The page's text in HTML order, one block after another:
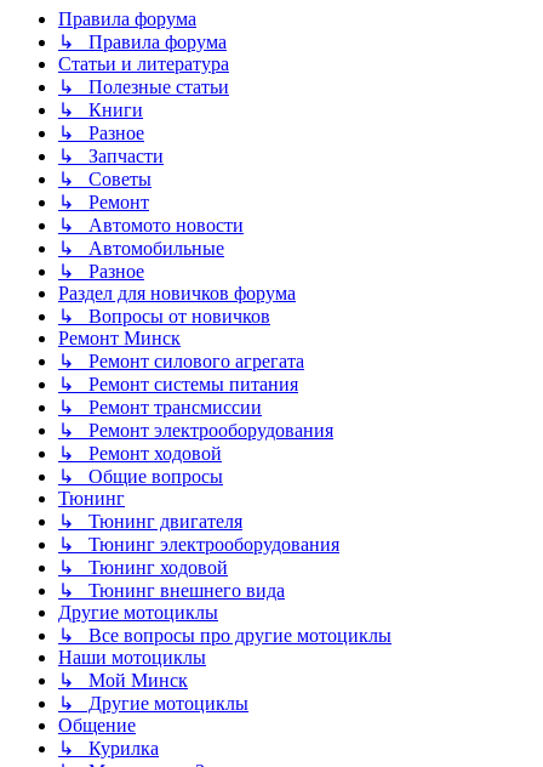
Правила форума
↳ Правила форума
Статьи и литература
↳ Полезные статьи
↳ Книги
↳ Разное
↳ Запчасти
↳ Советы
↳ Ремонт
↳ Автомото новости
↳ Автомобильные
↳ Разное
Раздел для новичков форума
↳ Вопросы от новичков
Ремонт Минск
↳ Ремонт силового агрегата
↳ Ремонт системы питания
↳ Ремонт трансмиссии
↳ Ремонт электрооборудования
↳ Ремонт ходовой
↳ Общие вопросы
Тюнинг
↳ Тюнинг двигателя
↳ Тюнинг электрооборудования
↳ Тюнинг ходовой
↳ Тюнинг внешнего вида
Другие мотоциклы
↳ Все вопросы про другие мотоциклы
Наши мотоциклы
↳ Мой Минск
↳ Другие мотоциклы
Общение
↳ Курилка